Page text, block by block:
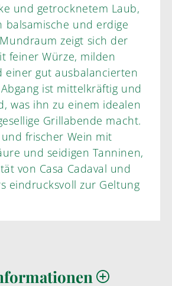
und getrocknetem Laub,
balsamische und erdige
zeigt sich der
feiner Würze, milden
einer gut ausbalancierten
ist mittelkräftig und
was ihn zu einem idealen
Grillabende macht.
frischer Wein mit
und seidigen Tanninen,
von Casa Cadaval und
eindrucksvoll zur Geltung